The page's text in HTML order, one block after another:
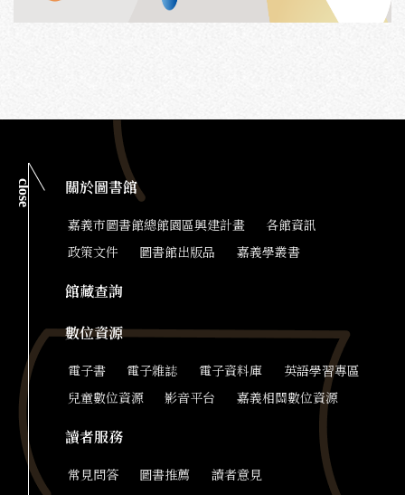
close 關於圖書館
嘉義市圖書館總館園區興建計畫 各館資訊
政策文件 圖書館出版品 嘉義學叢書
館藏查詢
數位資源
電子書 電子雜誌 電子資料庫 英語學習專區
兒童數位資源 影音平台 嘉義相關數位資源
讀者服務
常見問答 圖書推薦 讀者意見